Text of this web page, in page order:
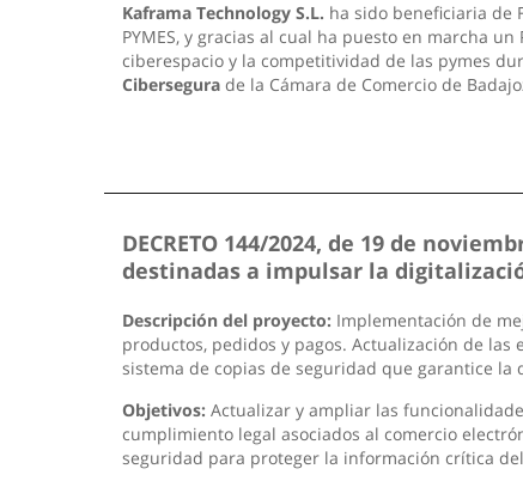
Kaframa Technology S.L. ha sido beneficiaria de
PYMES, y gracias al cual ha puesto en marcha
ciberespacio y la competitividad de las pymes
Cibersegura de la Cámara de Comercio de
DECRETO 144/2024, de 19 de
destinadas a impulsar la
Descripción del proyecto: Implementación de
productos, pedidos y pagos. Actualización de
sistema de copias de seguridad que garantice
Objetivos: Actualizar y ampliar las
cumplimiento legal asociados al comercio
seguridad para proteger la información crítica